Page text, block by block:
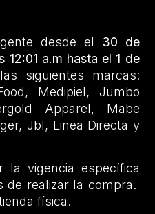
desde el 30 de
a.m hasta el 1 de
siguientes marcas:
Medipiel, Jumbo
Apparel, Mabe
Jbl, Linea Directa y
la vigencia específica
de realizar la compra.
física.